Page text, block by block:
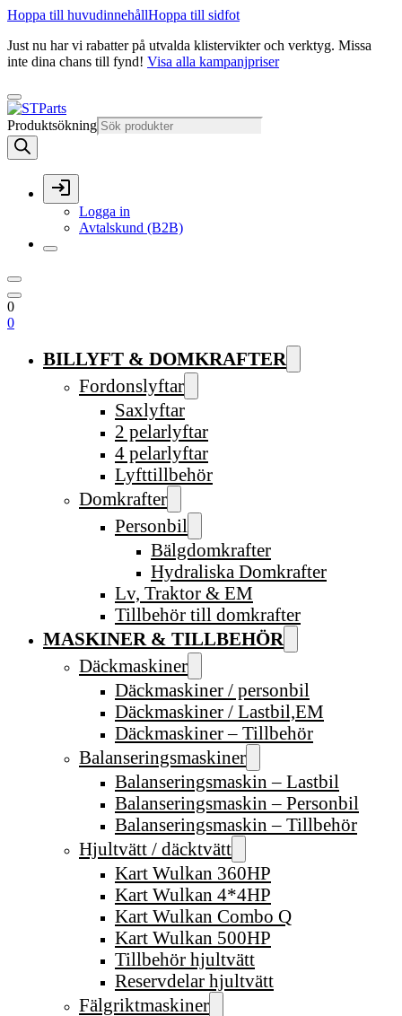
Hoppa till huvudinnehållHoppa till sidfot
Just nu har vi rabatter på utvalda klistervikter och verktyg. Missa
inte dina chans till fynd! Visa alla kampanjpriser
Produktsökning
Logga in
Avtalskund (B2B)
0
0
BILLYFT & DOMKRAFTER
Fordonslyftar
Saxlyftar
2 pelarlyftar
4 pelarlyftar
Lyfttillbehör
Domkrafter
Personbil
Bälgdomkrafter
Hydraliska Domkrafter
Lv, Traktor & EM
Tillbehör till domkrafter
MASKINER & TILLBEHÖR
Däckmaskiner
Däckmaskiner / personbil
Däckmaskiner / Lastbil,EM
Däckmaskiner – Tillbehör
Balanseringsmaskiner
Balanseringsmaskin – Lastbil
Balanseringsmaskin – Personbil
Balanseringsmaskin – Tillbehör
Hjultvätt / däcktvätt
Kart Wulkan 360HP
Kart Wulkan 4*4HP
Kart Wulkan Combo Q
Kart Wulkan 500HP
Tillbehör hjultvätt
Reservdelar hjultvätt
Fälgriktmaskiner